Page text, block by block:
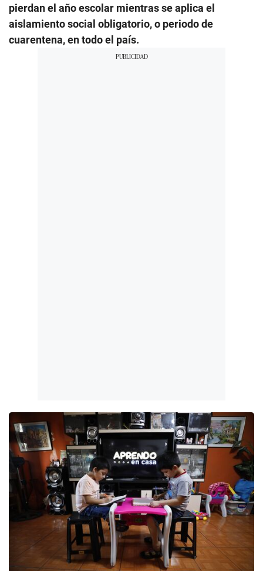
pierdan el año escolar mientras se aplica el
aislamiento social obligatorio, o periodo de
cuarentena, en todo el país.